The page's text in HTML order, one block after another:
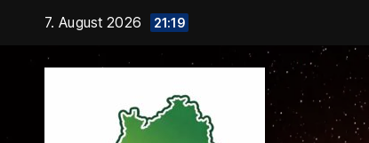
springen
7. August 2026 21:19